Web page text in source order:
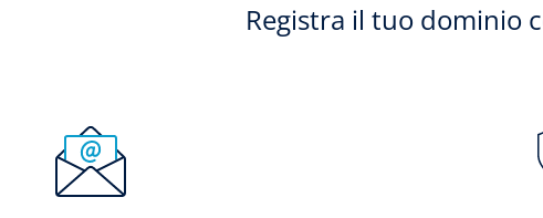
Registra il tuo dominio